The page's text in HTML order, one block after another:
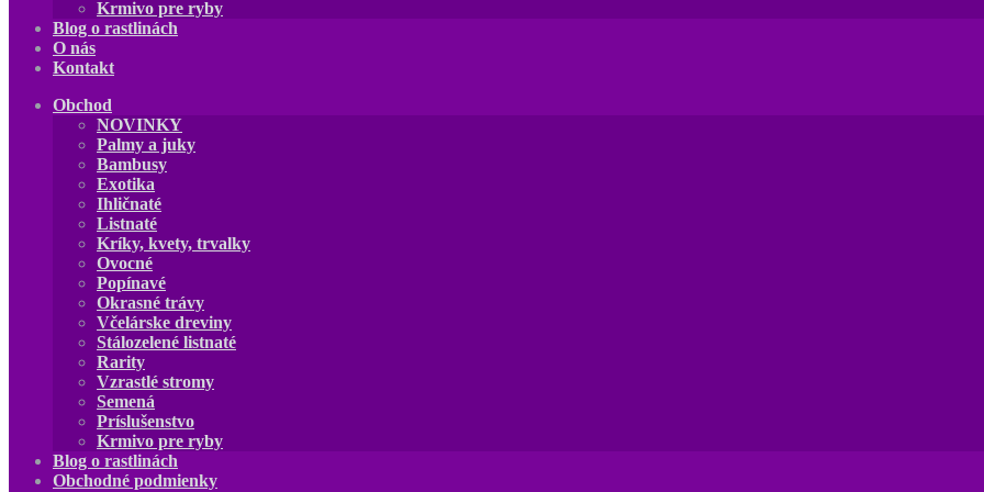
Krmivo pre ryby
Blog o rastlinách
O nás
Kontakt
Obchod
NOVINKY
Palmy a juky
Bambusy
Exotika
Ihličnaté
Listnaté
Kríky, kvety, trvalky
Ovocné
Popínavé
Okrasné trávy
Včelárske dreviny
Stálozelené listnaté
Rarity
Vzrastlé stromy
Semená
Príslušenstvo
Krmivo pre ryby
Blog o rastlinách
Obchodné podmienky